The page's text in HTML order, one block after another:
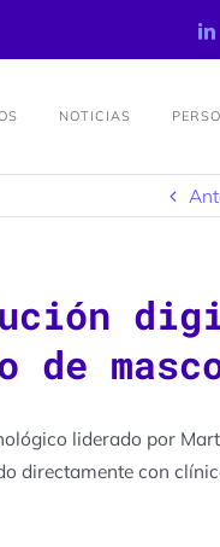
NOTICIAS
de
liderado por
directamente con